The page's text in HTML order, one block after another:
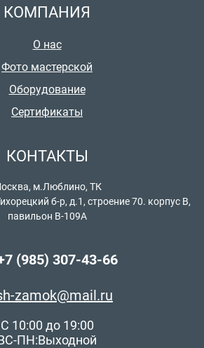
КОМПАНИЯ
О нас
Фото мастерской
Оборудование
Сертификаты
КОНТАКТЫ
м.Люблино, ТК
б-р, д.1, строение 70. корпус В,
павильон В-109А
(985) 307-43-66
zamok@mail.ru
C 10:00 до 19:00
ПН:Выходной